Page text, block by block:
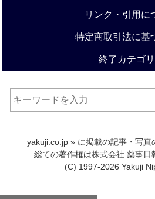
リンク・引用に
特定商取引法に基
終了カテゴ
yakuji.co.jp » に掲載の記事・写真
総ての著作権は株式会社 薬事日
(C) 1997-2026 Yakuji